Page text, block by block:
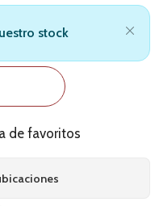
stock
de favoritos